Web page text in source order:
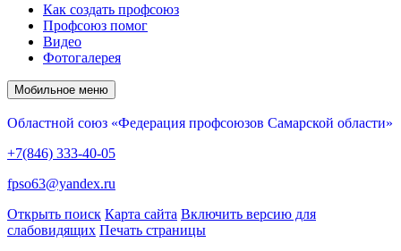
Как создать профсоюз
Профсоюз помог
Видео
Фотогалерея
Мобильное меню
Областной союз «Федерация профсоюзов Самарской области»
+7(846) 333-40-05
fpso63@yandex.ru
Открыть поиск Карта сайта Включить версию для
слабовидящих Печать страницы